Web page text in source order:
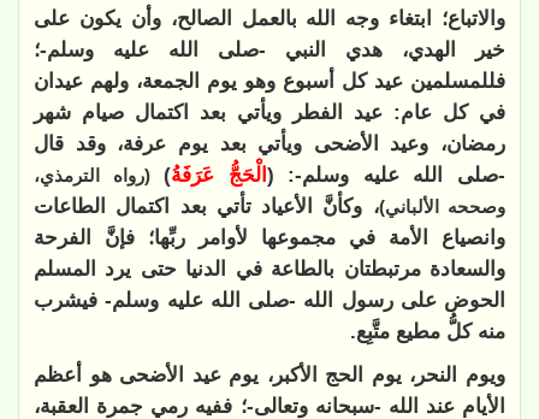
والاتباع؛ ابتغاء وجه الله بالعمل الصالح، وأن يكون على
خير الهدي، هدي النبي -صلى الله عليه وسلم-؛
فللمسلمين عيد كل أسبوع وهو يوم الجمعة، ولهم عيدان
في كل عام: عيد الفطر ويأتي بعد اكتمال صيام شهر
رمضان، وعيد الأضحى ويأتي بعد يوم عرفة، وقد قال
-صلى الله عليه وسلم-: ( الْحَجُّ عَرَفَةُ)(رواه الترمذي،
وصححه الألباني)، وكأنَّ الأعياد تأتي بعد اكتمال الطاعات
وانصياع الأمة في مجموعها لأوامر ربِّها؛ فإنَّ الفرحة
والسعادة مرتبطتان بالطاعة في الدنيا حتى يرد المسلم
الحوض على رسول الله -صلى الله عليه وسلم- فيشرب
منه كلُّ مطيع متَّبِع.
ويوم النحر، يوم الحج الأكبر، يوم عيد الأضحى هو أعظم
الأيام عند الله -سبحانه وتعالى-؛ ففيه رمي جمرة العقبة،